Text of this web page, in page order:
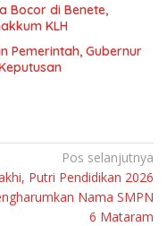
Bocor di Benete,
KLH
Pemerintah, Gubernur
Pos selanjutnya
Putri Pendidikan 2026
Nama SMPN
6 Mataram